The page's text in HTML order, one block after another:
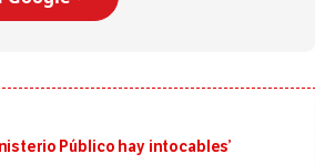
Público hay intocables’
al sur de Japón, provocando una